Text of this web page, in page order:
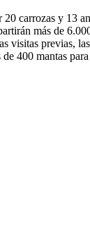
20 carrozas y 13
más de
visitas previas,
400 mantas